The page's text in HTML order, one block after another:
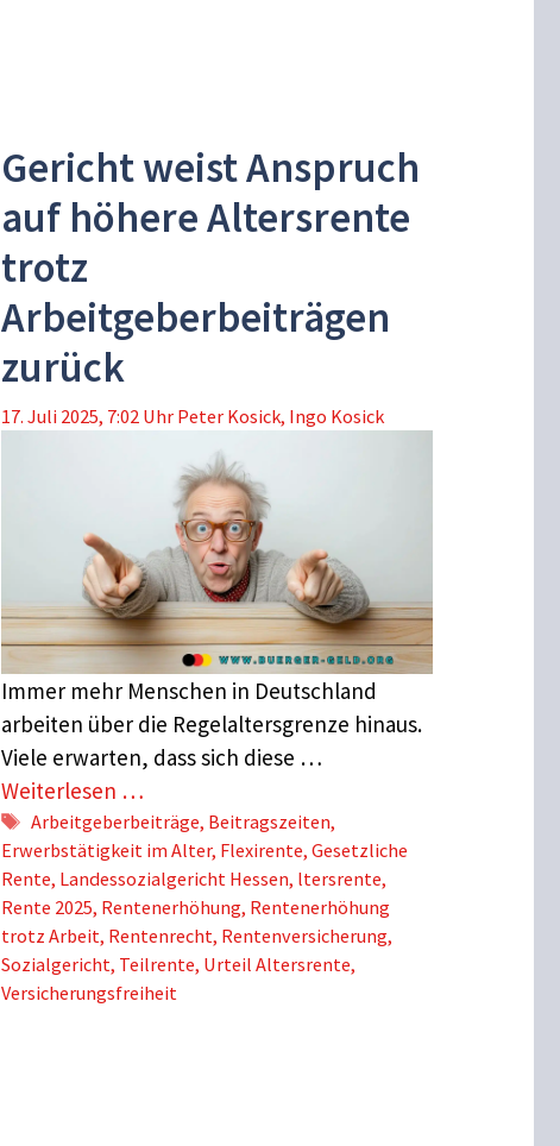
Gericht weist Anspruch
auf höhere Altersrente
trotz
Arbeitgeberbeiträgen
zurück
17. Juli 2025, 7:02 Uhr Peter Kosick, Ingo Kosick
Immer mehr Menschen in Deutschland
arbeiten über die Regelaltersgrenze hinaus.
Viele erwarten, dass sich diese …
Weiterlesen …
Schlagwörter
Arbeitgeberbeiträge, Beitragszeiten,
Erwerbstätigkeit im Alter, Flexirente, Gesetzliche
Rente, Landessozialgericht Hessen, ltersrente,
Rente 2025, Rentenerhöhung, Rentenerhöhung
trotz Arbeit, Rentenrecht, Rentenversicherung,
Sozialgericht, Teilrente, Urteil Altersrente,
Versicherungsfreiheit